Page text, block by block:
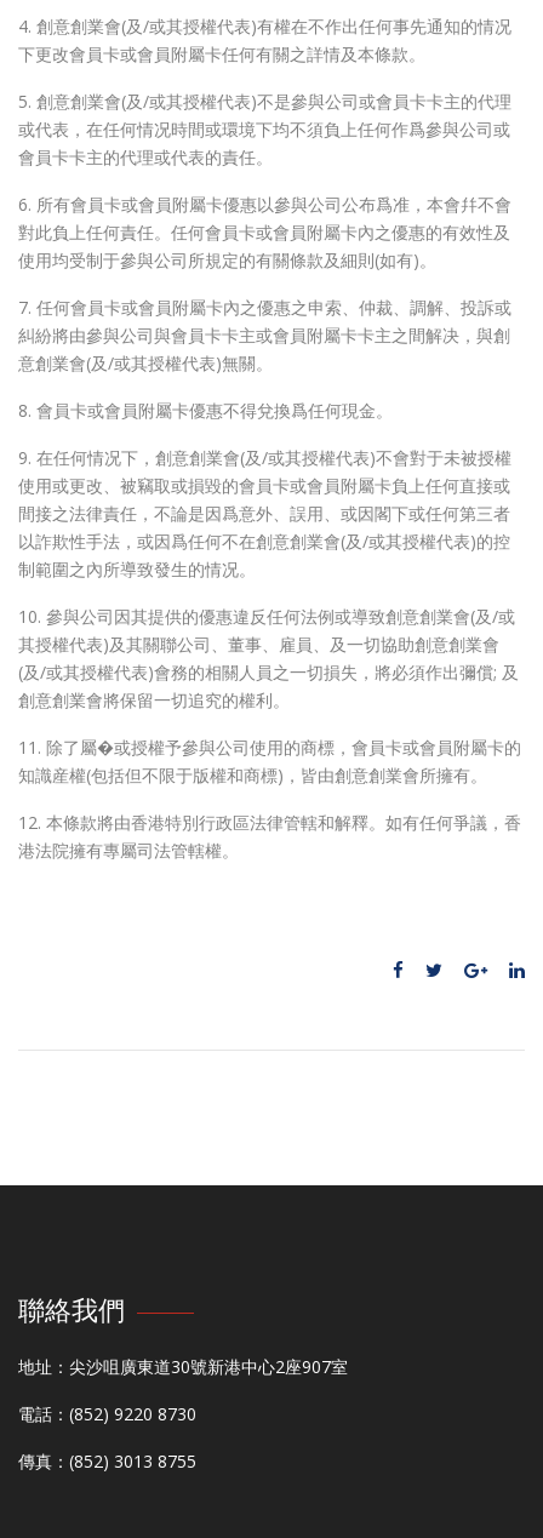
4. 創意創業會(及/或其授權代表)有權在不作出任何事先通知的情况
下更改會員卡或會員附屬卡任何有關之詳情及本條款。
5. 創意創業會(及/或其授權代表)不是參與公司或會員卡卡主的代理
或代表，在任何情况時間或環境下均不須負上任何作爲參與公司或
會員卡卡主的代理或代表的責任。
6. 所有會員卡或會員附屬卡優惠以參與公司公布爲准，本會幷不會
對此負上任何責任。任何會員卡或會員附屬卡內之優惠的有效性及
使用均受制于參與公司所規定的有關條款及細則(如有)。
7. 任何會員卡或會員附屬卡內之優惠之申索、仲裁、調解、投訴或
糾紛將由參與公司與會員卡卡主或會員附屬卡卡主之間解决，與創
意創業會(及/或其授權代表)無關。
8. 會員卡或會員附屬卡優惠不得兌換爲任何現金。
9. 在任何情况下，創意創業會(及/或其授權代表)不會對于未被授權
使用或更改、被竊取或損毀的會員卡或會員附屬卡負上任何直接或
間接之法律責任，不論是因爲意外、誤用、或因閣下或任何第三者
以詐欺性手法，或因爲任何不在創意創業會(及/或其授權代表)的控
制範圍之內所導致發生的情况。
10. 參與公司因其提供的優惠違反任何法例或導致創意創業會(及/或
其授權代表)及其關聯公司、董事、雇員、及一切協助創意創業會
(及/或其授權代表)會務的相關人員之一切損失，將必須作出彌償; 及
創意創業會將保留一切追究的權利。
11. 除了屬�或授權予參與公司使用的商標，會員卡或會員附屬卡的
知識産權(包括但不限于版權和商標)，皆由創意創業會所擁有。
12. 本條款將由香港特別行政區法律管轄和解釋。如有任何爭議，香
港法院擁有專屬司法管轄權。
聯絡我們
地址：尖沙咀廣東道30號新港中心2座907室
電話：(852) 9220 8730
傳真：(852) 3013 8755